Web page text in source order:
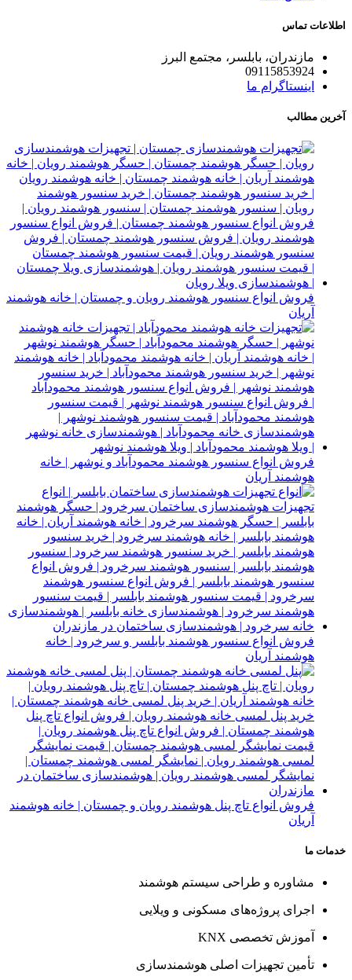
اطلاعات تماس
مازندران، بابلسر، مجتمع البرز
09115853924
اینستاگرام ما
آخرین مطالب
فروش انواع سنسور هوشمند رویان و چمستان | خانه هوشمند
آریان
فروش انواع سنسور هوشمند محمودآباد و نوشهر | خانه
هوشمند آریان
فروش انواع سنسور هوشمند بابلسر و سرخرود | خانه
هوشمند آریان
فروش انواع تاچ پنل هوشمند رویان و چمستان | خانه هوشمند
آریان
خدمات ما
مشاوره و طراحی سیستم هوشمند
اجرای پروژه‌های مسکونی و ویلایی
آموزش تخصصی KNX
تأمین تجهیزات اصلی هوشمندسازی